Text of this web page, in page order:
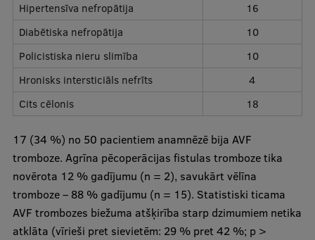
Hipertensīva nefropātija
16
Diabētiska nefropātija
10
Policistiska nieru slimība
10
Hronisks intersticiāls nefrīts
4
Cits cēlonis
18
17 (34 %) no 50 pacientiem anamnēzē bija AVF
tromboze. Agrīna pēcoperācijas fistulas tromboze tika
novērota 12 % gadījumu (n = 2), savukārt vēlīna
tromboze – 88 % gadījumu (n = 15). Statistiski ticama
AVF trombozes biežuma atšķirība starp dzimumiem netika
atklāta (vīrieši pret sievietēm: 29 % pret 42 %; p >